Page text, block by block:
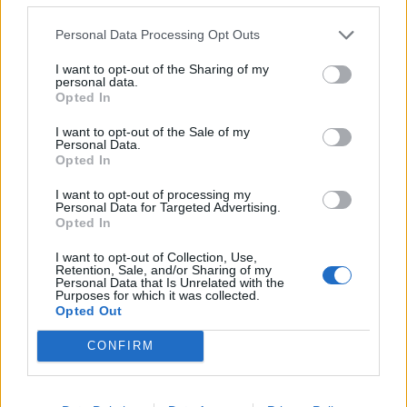
Personal Data Processing Opt Outs
I want to opt-out of the Sharing of my
personal data.
Opted In
I want to opt-out of the Sale of my
Personal Data.
Opted In
I want to opt-out of processing my
Personal Data for Targeted Advertising.
Opted In
I want to opt-out of Collection, Use,
Retention, Sale, and/or Sharing of my
Personal Data that Is Unrelated with the
Purposes for which it was collected.
Opted Out
CONFIRM
στην τοπική εφημερίδα«Τα Βάτικα»αλλά και σε
προσωπικές συζητήσεις που είχαμε μαζί τους,
έχουν επισημάνει τους πολλαπλούς κινδύνους
που εγκυμονεί το αγκυροβόλιο πλοίων στον
σε πλοίο το οποίο, αν δεν προλάβει να εξέλθει
του όρμου, θα μεταβάλει την περιοχή σε
παρανάλωμα πυρός.
Οι εργασίες που γίνονται τακτικά στα ύφαλα των
αγκυροβολημένων πλοίων απαγορεύονται, ενώ
οι ρύποι καταλήγουν στο φυτό ποσειδωνία, που
αφθονεί στον θαλάσσιο βυθό και στα λιβάδια
του εναποθέτουν τον γόνο τους οι θαλάσσιοι
οργανισμοί.
Οι ειδικοί θέτουν και άλλα σημαντικά θέματα